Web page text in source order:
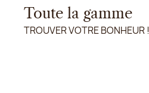
Toute la gamme
TROUVER VOTRE BONHEUR !